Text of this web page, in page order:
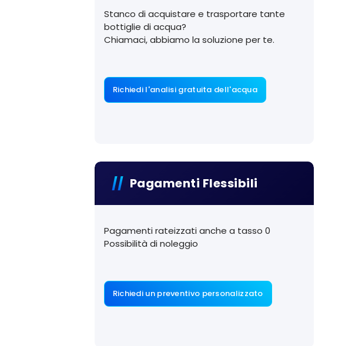
Stanco di acquistare e trasportare tante
bottiglie di acqua?
Chiamaci, abbiamo la soluzione per te.
Richiedi l'analisi gratuita dell'acqua
Pagamenti Flessibili
Pagamenti rateizzati anche a tasso 0
Possibilità di noleggio
Richiedi un preventivo personalizzato